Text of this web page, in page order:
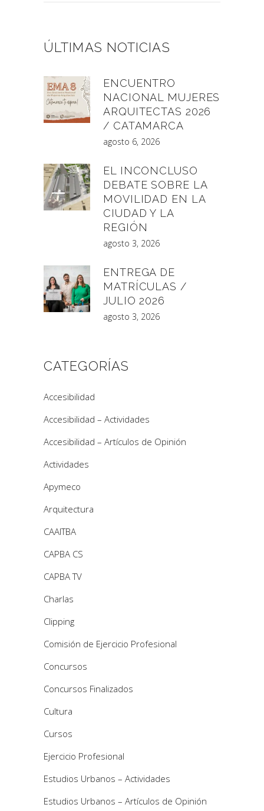
ÚLTIMAS NOTICIAS
ENCUENTRO
NACIONAL MUJERES
ARQUITECTAS 2026
/ CATAMARCA
agosto 6, 2026
EL INCONCLUSO
DEBATE SOBRE LA
MOVILIDAD EN LA
CIUDAD Y LA
REGIÓN
agosto 3, 2026
ENTREGA DE
MATRÍCULAS /
JULIO 2026
agosto 3, 2026
CATEGORÍAS
Accesibilidad
Accesibilidad – Actividades
Accesibilidad – Artículos de Opinión
Actividades
Apymeco
Arquitectura
CAAITBA
CAPBA CS
CAPBA TV
Charlas
Clipping
Comisión de Ejercicio Profesional
Concursos
Concursos Finalizados
Cultura
Cursos
Ejercicio Profesional
Estudios Urbanos – Actividades
Estudios Urbanos – Artículos de Opinión